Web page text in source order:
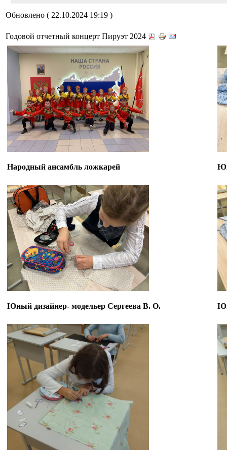
Обновлено ( 22.10.2024 19:19 )
Годовой отчетный концерт Пируэт 2024
Народный ансамбль ложкарей
Юный дизайнер- модельер Сергеева В. О.